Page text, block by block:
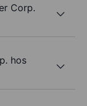
Corp.
hos